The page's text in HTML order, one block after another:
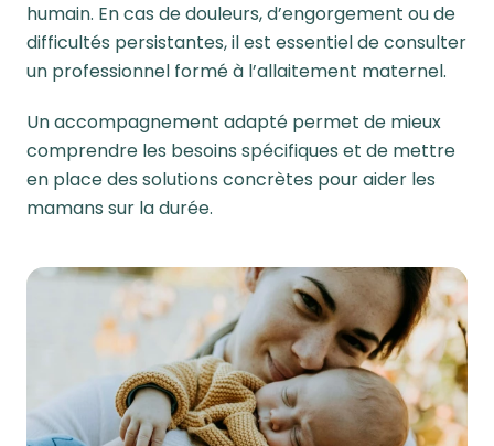
humain. En cas de douleurs, d’engorgement ou de
difficultés persistantes, il est essentiel de consulter
un professionnel formé à l’allaitement maternel.
Un accompagnement adapté permet de mieux
comprendre les besoins spécifiques et de mettre
en place des solutions concrètes pour aider les
mamans sur la durée.